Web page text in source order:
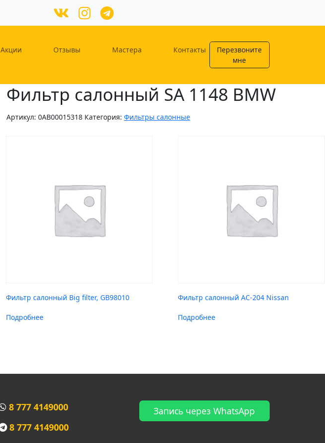
Акции Отзывы Мастера Контакты
Перезвоните
мне
Фильтр салонный SA 1148 BMW
Артикул: 0AB00015318 Категория: Фильтры салонные
Фильтр салонный Big filter, GB98010
Подробнее
Фильтр салонный AC-204 Nissan
Подробнее
8 777 4149000
8 777 4149000
Запись через WhatsApp